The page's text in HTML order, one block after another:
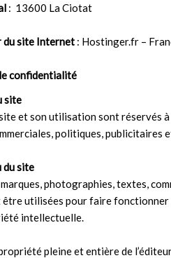
: 13600 La Ciotat
du site Internet : Hostinger.fr –
confidentialité
site
site et son utilisation sont réservés
politiques, publicitaires
du site
photographies, textes,
utilisées pour faire fonctionner
intellectuelle.
pleine et entière de